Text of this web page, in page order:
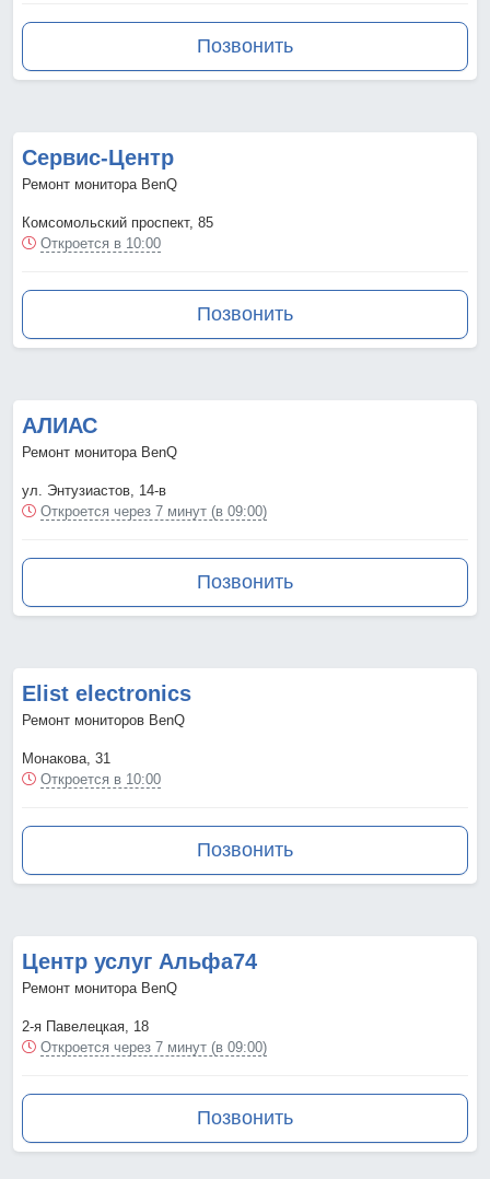
Позвонить
Сервис-Центр
Ремонт монитора BenQ
Комсомольский проспект, 85
Откроется в 10:00
Позвонить
АЛИАС
Ремонт монитора BenQ
ул. Энтузиастов, 14-в
Откроется через 7 минут (в 09:00)
Позвонить
Elist electronics
Ремонт мониторов BenQ
Монакова, 31
Откроется в 10:00
Позвонить
Центр услуг Альфа74
Ремонт монитора BenQ
2-я Павелецкая, 18
Откроется через 7 минут (в 09:00)
Позвонить